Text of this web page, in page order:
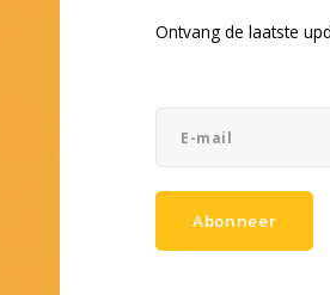
Ontvang de laatste
Abonneer
ATEX
diverse ATEX gecertificeerde rugged
scanners en RFID scanners vanBartec,
stevige barcode scanners kunnen wij
te maken. Denk hierbij bijvoorbeeld